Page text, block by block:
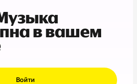
в вашем
Войти